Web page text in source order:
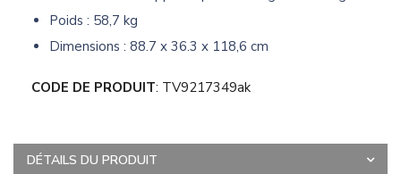
Poids : 58,7 kg
Dimensions : 88.7 x 36.3 x 118,6 cm
CODE DE PRODUIT: TV9217349ak
DÉTAILS DU PRODUIT